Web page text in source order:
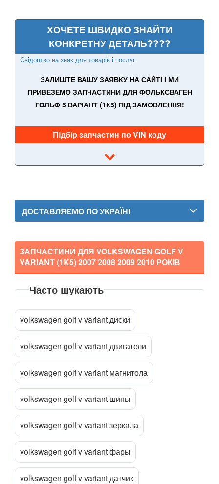
ХОЧЕТЕ ШВИДКО ЗНАЙТИ
КОНКРЕТНУ ДЕТАЛЬ????
Свідоцтво на знак для товарів і послуг
ЗАЛИШТЕ ВАШУ ЗАЯВКУ НА САЙТІ І МИ
ПРИВЕЗЕМО ЗАПЧАСТИНИ ДЛЯ ФОЛЬКСВАГЕН
ГОЛЬФ 5 ВАРІАНТ (1К5) ПІД ЗАМОВЛЕННЯ!
Підбір запчастин по VIN коду
attach_fileПрикріпити файл
ДОСТАВЛЯЄМО ПО УКРАЇНІ
ЗАПЧАСТИНИ ДЛЯ VOLKSWAGEN GOLF V
VARIANT (1K5)2007 2008 2009 2010 РОКІВ
Часто шукають
volkswagen golf v variant диски
volkswagen golf v variant двигатели
volkswagen golf v variant магнитола
volkswagen golf v variant шины
volkswagen golf v variant зеркала
volkswagen golf v variant фары
volkswagen golf v variant датчик